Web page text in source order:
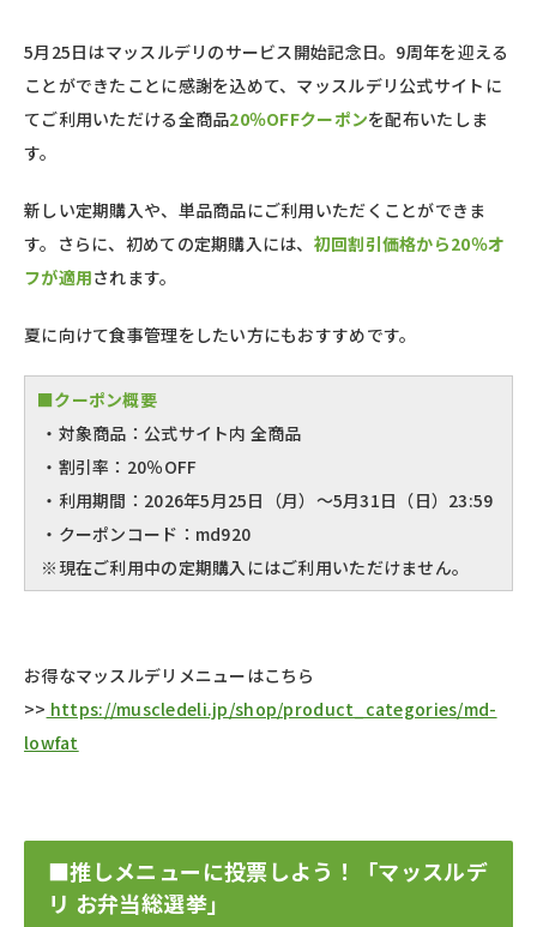
5月25日はマッスルデリのサービス開始記念日。9周年を迎える
ことができたことに感謝を込めて、マッスルデリ公式サイトに
てご利用いただける全商品20％OFFクーポンを配布いたしま
す。
新しい定期購入や、単品商品にご利用いただくことができま
す。さらに、初めての定期購入には、 初回割引価格から20％オ
フが適用されます。
夏に向けて食事管理をしたい方にもおすすめです。
■クーポン概要
・対象商品：公式サイト内 全商品
・割引率：20％OFF
・利用期間：2026年5月25日（月）〜5月31日（日）23:59
・クーポンコード：md920
※現在ご利用中の定期購入にはご利用いただけません。
お得なマッスルデリメニューはこちら
>> https://muscledeli.jp/shop/product_categories/md-
lowfat
■推しメニューに投票しよう！「マッスルデ
リ お弁当総選挙」